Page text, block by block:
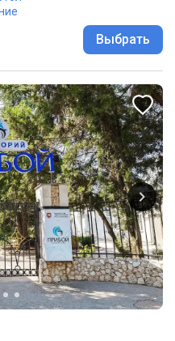
Выбрать